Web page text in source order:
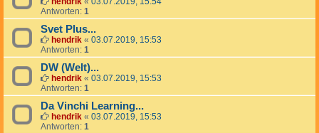
Antworten: 1
Svet Plus...
hendrik « 03.07.2019, 15:53
Antworten: 1
DW (Welt)...
hendrik « 03.07.2019, 15:53
Antworten: 1
Da Vinchi Learning...
hendrik « 03.07.2019, 15:53
Antworten: 1